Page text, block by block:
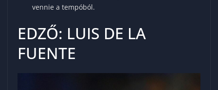
vennie a tempóból.
EDZŐ: LUIS DE LA
FUENTE